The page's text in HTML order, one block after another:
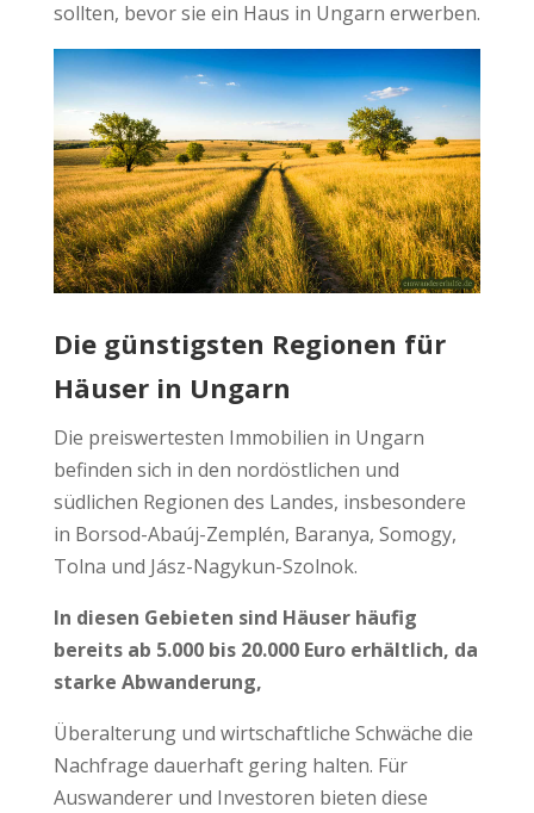
sollten, bevor sie ein Haus in Ungarn erwerben.
Die günstigsten Regionen für
Häuser in Ungarn
Die preiswertesten Immobilien in Ungarn
befinden sich in den nordöstlichen und
südlichen Regionen des Landes, insbesondere
in Borsod-Abaúj-Zemplén, Baranya, Somogy,
Tolna und Jász-Nagykun-Szolnok.
In diesen Gebieten sind Häuser häufig
bereits ab 5.000 bis 20.000 Euro erhältlich, da
starke Abwanderung,
Überalterung und wirtschaftliche Schwäche die
Nachfrage dauerhaft gering halten. Für
Auswanderer und Investoren bieten diese